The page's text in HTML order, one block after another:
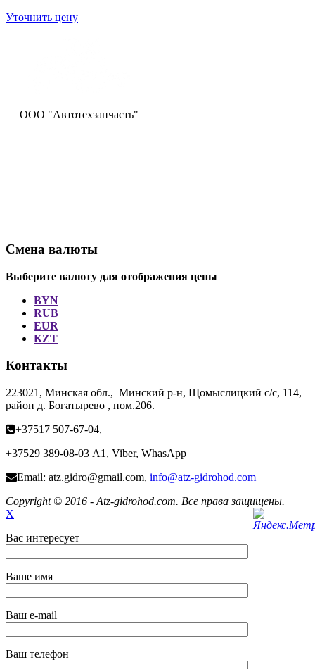
Уточнить цену
ООО "Автотехзапчасть"
Смена валюты
Выберите валюту для отображения цены
BYN
RUB
EUR
KZT
Контакты
223021, Минская обл., Минский р-н, Щомыслицкий с/с, 114,
район д. Богатырево , пом.206.
+37517 507-67-04,
+37529 389-08-03 А1, Viber, WhasApp
Email: atz.gidro@gmail.com, info@atz-gidrohod.com
Copyright © 2016 - Atz-gidrohod.com. Все права защищены.
X
Вас интересует
Ваше имя
Ваш e-mail
Ваш телефон